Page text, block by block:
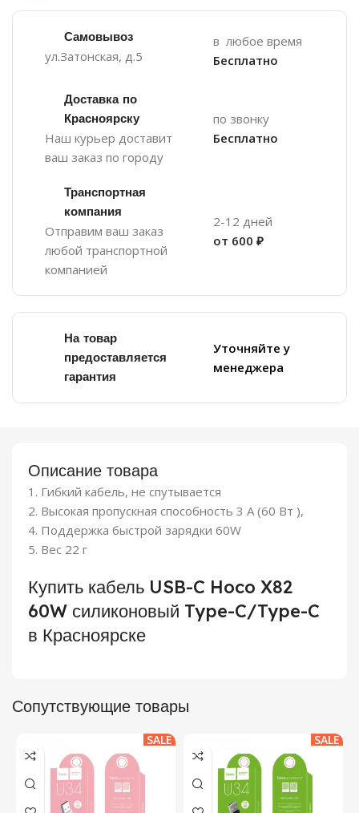
Самовывоз
ул.Затонская, д.5
в любое время
Бесплатно
Доставка по
Красноярску
Наш курьер доставит
ваш заказ по городу
по звонку
Бесплатно
Транспортная
компания
Отправим ваш заказ
любой транспортной
компанией
2-12 дней
от 600 ₽
На товар
предоставляется
гарантия
Уточняйте у
менеджера
Описание товара
1. Гибкий кабель, не спутывается
2. Высокая пропускная способность 3 A (60 Вт ),
4. Поддержка быстрой зарядки 60W
5. Вес 22 г
Купить кабель USB-C Hoco X82
60W силиконовый Type-C/Type-C
в Красноярске
Сопутствующие товары
SALE SALE